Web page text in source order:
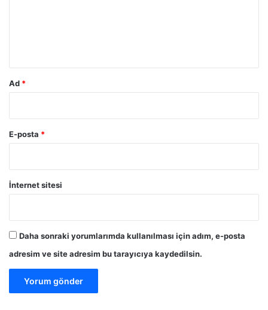
'
d
e
y
a
n
Ad *
E-posta *
İnternet sitesi
Daha sonraki yorumlarımda kullanılması için adım, e-posta
adresim ve site adresim bu tarayıcıya kaydedilsin.